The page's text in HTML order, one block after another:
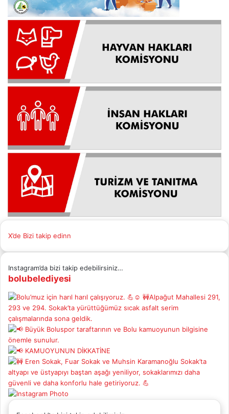
X’de Bizi takip edinn
Instagram’da bizi takip edebilirsiniz…
bolubelediyesi